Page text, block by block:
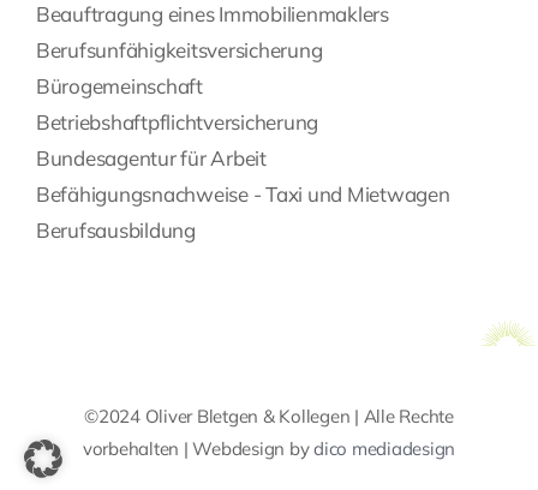
Beauftragung eines Immobilienmaklers
Berufsunfähigkeitsversicherung
Bürogemeinschaft
Betriebshaftpflichtversicherung
Bundesagentur für Arbeit
Befähigungsnachweise - Taxi und Mietwagen
Berufsausbildung
©2024 Oliver Bletgen & Kollegen | Alle Rechte
vorbehalten | Webdesign bydico mediadesign